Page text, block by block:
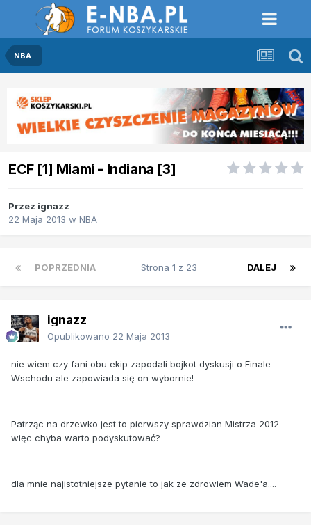
NBA
ECF [1] Miami - Indiana [3]
Przez ignazz
22 Maja 2013 w NBA
POPRZEDNIA DALEJ
Strona 1 z 23
ignazz
Opublikowano 22 Maja 2013
nie wiem czy fani obu ekip zapodali bojkot dyskusji o Finale
Wschodu ale zapowiada się on wybornie!
Patrząc na drzewko jest to pierwszy sprawdzian Mistrza 2012
więc chyba warto podyskutować?
dla mnie najistotniejsze pytanie to jak ze zdrowiem Wade'a....